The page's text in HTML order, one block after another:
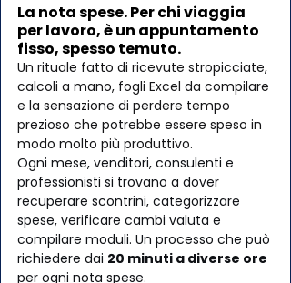
La nota spese. Per chi viaggia
per lavoro, è un appuntamento
fisso, spesso temuto.
Un rituale fatto di ricevute stropicciate,
calcoli a mano, fogli Excel da compilare
e la sensazione di perdere tempo
prezioso che potrebbe essere speso in
modo molto più produttivo.
Ogni mese, venditori, consulenti e
professionisti si trovano a dover
recuperare scontrini, categorizzare
spese, verificare cambi valuta e
compilare moduli. Un processo che può
richiedere dai 20 minuti a diverse ore
per ogni nota spese.